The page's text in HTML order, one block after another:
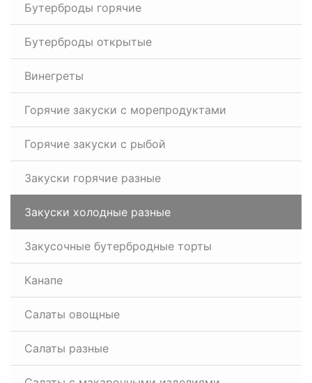
Бутерброды горячие
Бутерброды открытые
Винегреты
Горячие закуски с морепродуктами
Горячие закуски с рыбой
Закуски горячие разные
Закуски холодные разные
Закусочные бутербродные торты
Канапе
Салаты овощные
Салаты разные